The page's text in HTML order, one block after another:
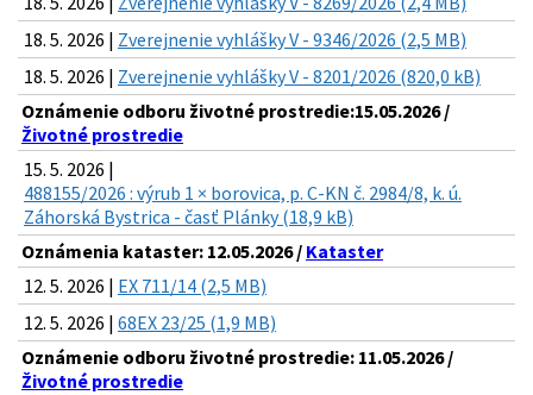
18. 5. 2026 | Zverejnenie vyhlášky V - 9346/2026 (2,5 MB)
18. 5. 2026 | Zverejnenie vyhlášky V - 8201/2026 (820,0 kB)
Oznámenie odboru životné prostredie:15.05.2026 /
Životné prostredie
15. 5. 2026 |
488155/2026 : výrub 1 × borovica, p. C-KN č. 2984/8, k. ú.
Záhorská Bystrica - časť Plánky (18,9 kB)
Oznámenia kataster: 12.05.2026 / Kataster
12. 5. 2026 | EX 711/14 (2,5 MB)
12. 5. 2026 | 68EX 23/25 (1,9 MB)
Oznámenie odboru životné prostredie: 11.05.2026 /
Životné prostredie